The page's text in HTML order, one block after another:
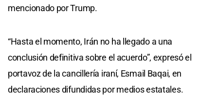
mencionado por Trump.
“Hasta el momento, Irán no ha llegado a una
conclusión definitiva sobre el acuerdo”, expresó el
portavoz de la cancillería iraní, Esmail Baqai, en
declaraciones difundidas por medios estatales.